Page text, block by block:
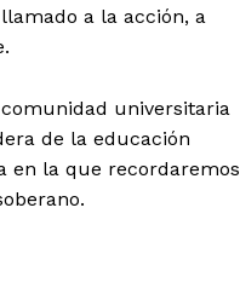
a la acción, a
universitaria
de la educación
en la que recordaremos